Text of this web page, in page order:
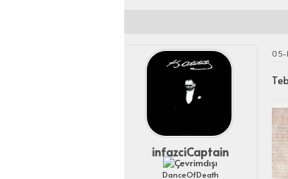
infazciCaptain
DanceOfDeath
05-